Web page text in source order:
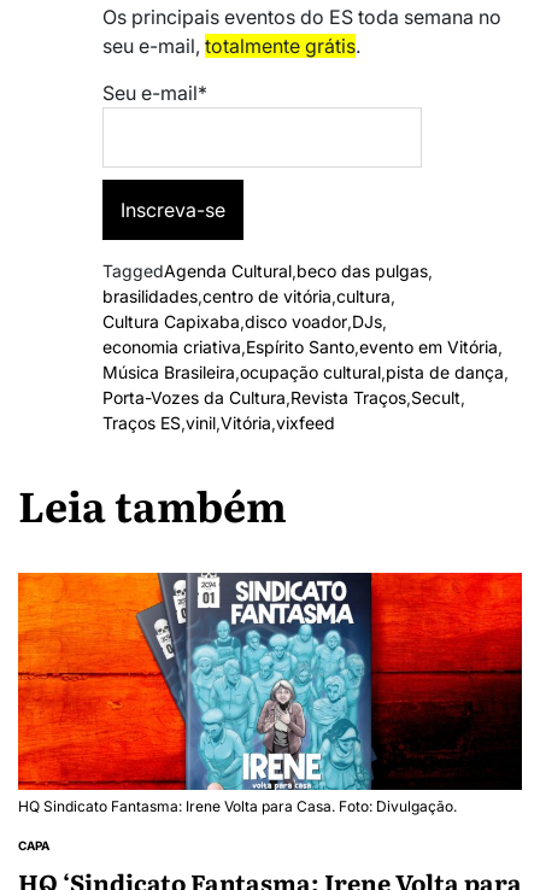
Os principais eventos do ES toda semana no
seu e-mail, totalmente grátis.
Seu e-mail*
TaggedAgenda Cultural,beco das pulgas,
brasilidades,centro de vitória,cultura,
Cultura Capixaba,disco voador,DJs,
economia criativa,Espírito Santo,evento em Vitória,
Música Brasileira,ocupação cultural,pista de dança,
Porta-Vozes da Cultura,Revista Traços,Secult,
Traços ES,vinil,Vitória,vixfeed
Leia também
HQ Sindicato Fantasma: Irene Volta para Casa. Foto: Divulgação.
CAPA
HQ ‘Sindicato Fantasma: Irene Volta para